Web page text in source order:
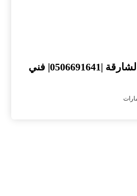
شركة دهان في الشارقة |0506691641| فني